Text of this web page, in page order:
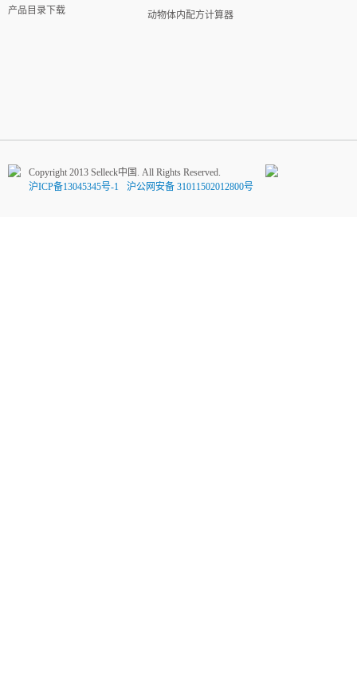
产品目录下载
动物体内配方计算器
Copyright 2013 Selleck中国. All Rights Reserved.
沪ICP备13045345号-1
沪公网安备 31011502012800号